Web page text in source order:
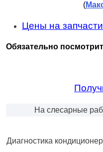
(
Цены на запчасти
Обязательно
На слесарные
Диагностика